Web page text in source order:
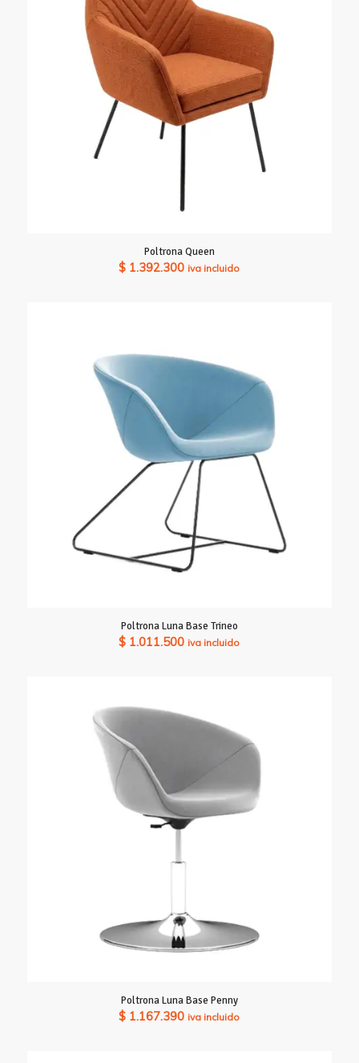
Poltrona Queen
$ 1.392.300 iva incluido
Poltrona Luna Base Trineo
$ 1.011.500 iva incluido
Poltrona Luna Base Penny
$ 1.167.390 iva incluido